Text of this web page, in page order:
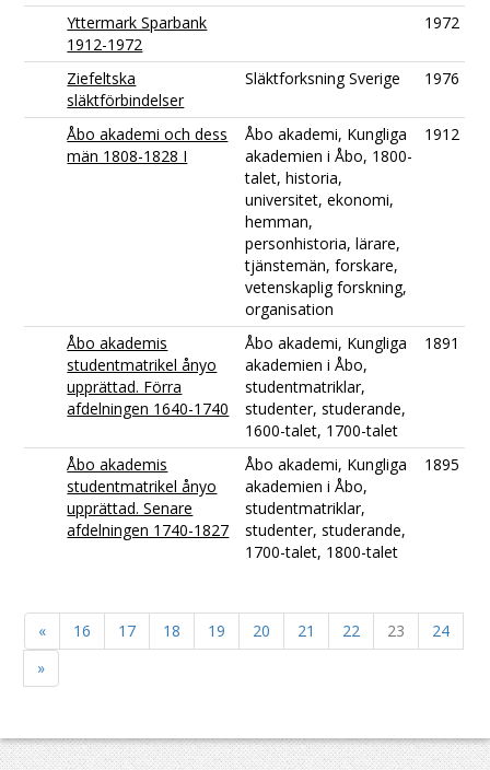
Yttermark Sparbank
1912-1972
1972
Ziefeltska
släktförbindelser
Släktforksning Sverige 1976
Åbo akademi och dess
män 1808-1828 I
Åbo akademi, Kungliga
akademien i Åbo, 1800-
talet, historia,
universitet, ekonomi,
hemman,
personhistoria, lärare,
tjänstemän, forskare,
vetenskaplig forskning,
organisation
1912
Åbo akademis
studentmatrikel ånyo
upprättad. Förra
afdelningen 1640-1740
Åbo akademi, Kungliga
akademien i Åbo,
studentmatriklar,
studenter, studerande,
1600-talet, 1700-talet
1891
Åbo akademis
studentmatrikel ånyo
upprättad. Senare
afdelningen 1740-1827
Åbo akademi, Kungliga
akademien i Åbo,
studentmatriklar,
studenter, studerande,
1700-talet, 1800-talet
1895
« 16 17 18 19 20 21 22 23
24
»